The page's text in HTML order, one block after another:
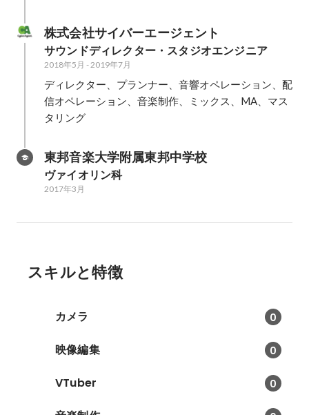
株式会社サイバーエージェント
サウンドディレクター・スタジオエンジニア
2018年5月 -2019年7月
ディレクター、プランナー、音響オペレーション、配
信オペレーション、音楽制作、ミックス、MA、マス
タリング
東邦音楽大学附属東邦中学校
ヴァイオリン科
2017年3月
スキルと特徴
カメラ 0
映像編集 0
VTuber 0